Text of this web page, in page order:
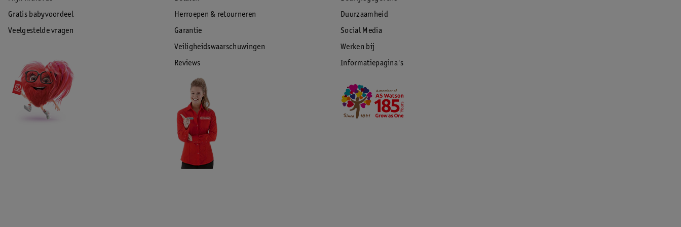
Gratis babyvoordeel
Veelgestelde vragen
Herroepen & retourneren
Garantie
Veiligheidswaarschuwingen
Reviews
Duurzaamheid
Social Media
Werken bij
Informatiepagina's